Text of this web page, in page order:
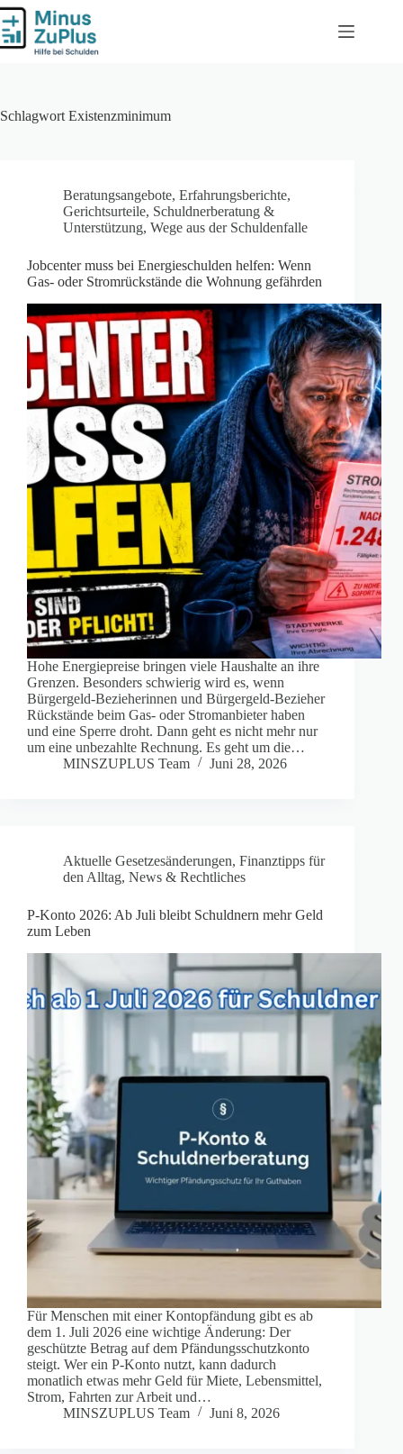
Zum
Inhalt
springen
Schlagwort Existenzminimum
Beratungsangebote, Erfahrungsberichte,
Gerichtsurteile, Schuldnerberatung &
Unterstützung, Wege aus der Schuldenfalle
Jobcenter muss bei Energieschulden helfen: Wenn
Gas- oder Stromrückstände die Wohnung gefährden
Hohe Energiepreise bringen viele Haushalte an ihre
Grenzen. Besonders schwierig wird es, wenn
Bürgergeld-Bezieherinnen und Bürgergeld-Bezieher
Rückstände beim Gas- oder Stromanbieter haben
und eine Sperre droht. Dann geht es nicht mehr nur
um eine unbezahlte Rechnung. Es geht um die…
MINSZUPLUS Team
Juni 28, 2026
Aktuelle Gesetzesänderungen, Finanztipps für
den Alltag, News & Rechtliches
P-Konto 2026: Ab Juli bleibt Schuldnern mehr Geld
zum Leben
Für Menschen mit einer Kontopfändung gibt es ab
dem 1. Juli 2026 eine wichtige Änderung: Der
geschützte Betrag auf dem Pfändungsschutzkonto
steigt. Wer ein P-Konto nutzt, kann dadurch
monatlich etwas mehr Geld für Miete, Lebensmittel,
Strom, Fahrten zur Arbeit und…
MINSZUPLUS Team
Juni 8, 2026